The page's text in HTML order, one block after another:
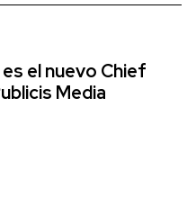
el nuevo Chief
Media